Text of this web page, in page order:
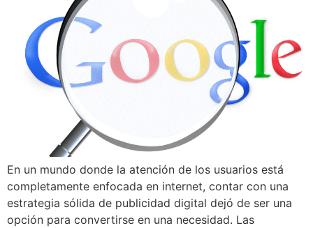
En un mundo donde la atención de los usuarios está
completamente enfocada en internet, contar con una
estrategia sólida de publicidad digital dejó de ser una
opción para convertirse en una necesidad. Las